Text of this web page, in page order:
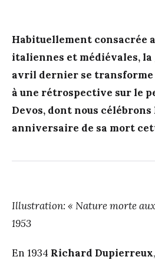
Habituellement consacrée
italiennes et médiévales,
avril dernier se transforme
à une rétrospective sur le
Devos, dont nous
anniversaire de sa mort
Illustration: « Nature morte aux
1953
En 1934 Richard Dupierreux